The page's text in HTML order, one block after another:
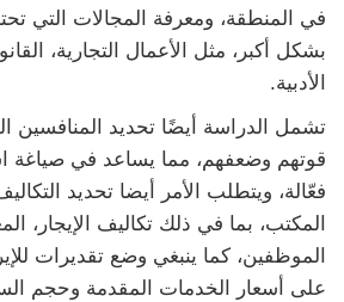
في المنطقة، ومعرفة المجالات التي
بشكل أكبر، مثل الأعمال التجارية،
الأدبية.
تشمل الدراسة أيضًا تحديد المنافسين
قوتهم وضعفهم، مما يساعد في صياغة
فعّالة، ويتطلب الأمر أيضا تحديد
المكتب، بما في ذلك تكاليف الإيجار،
الموظفين، كما ينبغي وضع تقديرات
على أسعار الخدمات المقدمة وحجم